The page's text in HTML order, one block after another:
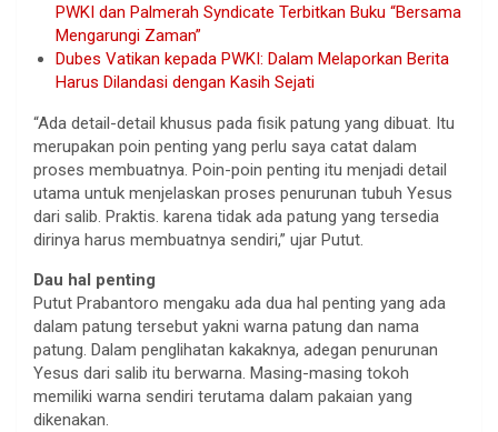
PWKI dan Palmerah Syndicate Terbitkan Buku “Bersama
Mengarungi Zaman”
Dubes Vatikan kepada PWKI: Dalam Melaporkan Berita
Harus Dilandasi dengan Kasih Sejati
“Ada detail-detail khusus pada fisik patung yang dibuat. Itu
merupakan poin penting yang perlu saya catat dalam
proses membuatnya. Poin-poin penting itu menjadi detail
utama untuk menjelaskan proses penurunan tubuh Yesus
dari salib. Praktis. karena tidak ada patung yang tersedia
dirinya harus membuatnya sendiri,” ujar Putut.
Dau hal penting
Putut Prabantoro mengaku ada dua hal penting yang ada
dalam patung tersebut yakni warna patung dan nama
patung. Dalam penglihatan kakaknya, adegan penurunan
Yesus dari salib itu berwarna. Masing-masing tokoh
memiliki warna sendiri terutama dalam pakaian yang
dikenakan.